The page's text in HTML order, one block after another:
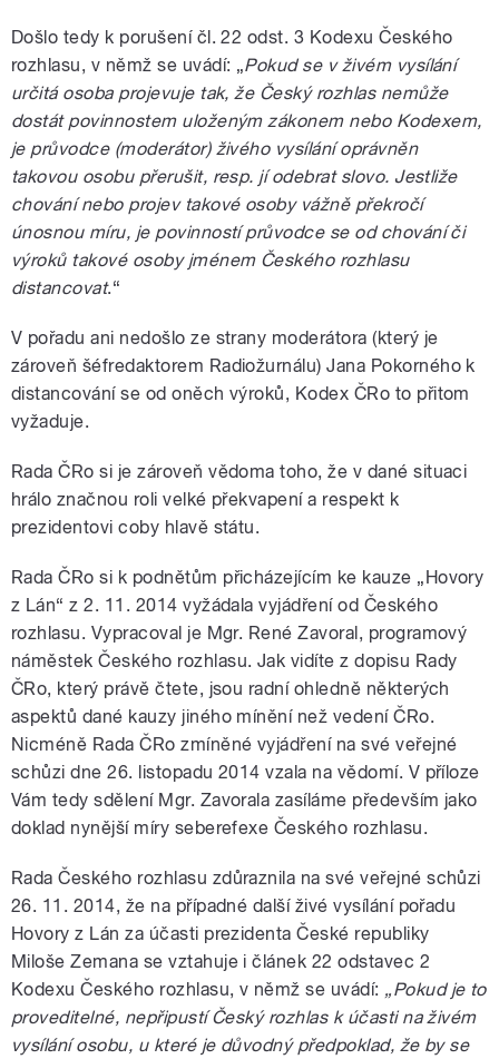
Došlo tedy k porušení čl. 22 odst. 3 Kodexu Českého
rozhlasu, v němž se uvádí: „Pokud se v živém vysílání
určitá osoba projevuje tak, že Český rozhlas nemůže
dostát povinnostem uloženým zákonem nebo Kodexem,
je průvodce (moderátor) živého vysílání oprávněn
takovou osobu přerušit, resp. jí odebrat slovo. Jestliže
chování nebo projev takové osoby vážně překročí
únosnou míru, je povinností průvodce se od chování či
výroků takové osoby jménem Českého rozhlasu
distancovat.“
V pořadu ani nedošlo ze strany moderátora (který je
zároveň šéfredaktorem Radiožurnálu) Jana Pokorného k
distancování se od oněch výroků, Kodex ČRo to přitom
vyžaduje.
Rada ČRo si je zároveň vědoma toho, že v dané situaci
hrálo značnou roli velké překvapení a respekt k
prezidentovi coby hlavě státu.
Rada ČRo si k podnětům přicházejícím ke kauze „Hovory
z Lán“ z 2. 11. 2014 vyžádala vyjádření od Českého
rozhlasu. Vypracoval je Mgr. René Zavoral, programový
náměstek Českého rozhlasu. Jak vidíte z dopisu Rady
ČRo, který právě čtete, jsou radní ohledně některých
aspektů dané kauzy jiného mínění než vedení ČRo.
Nicméně Rada ČRo zmíněné vyjádření na své veřejné
schůzi dne 26. listopadu 2014 vzala na vědomí. V příloze
Vám tedy sdělení Mgr. Zavorala zasíláme především jako
doklad nynější míry seberefexe Českého rozhlasu.
Rada Českého rozhlasu zdůraznila na své veřejné schůzi
26. 11. 2014, že na případné další živé vysílání pořadu
Hovory z Lán za účasti prezidenta České republiky
Miloše Zemana se vztahuje i článek 22 odstavec 2
Kodexu Českého rozhlasu, v němž se uvádí: „Pokud je to
proveditelné, nepřipustí Český rozhlas k účasti na živém
vysílání osobu, u které je důvodný předpoklad, že by se